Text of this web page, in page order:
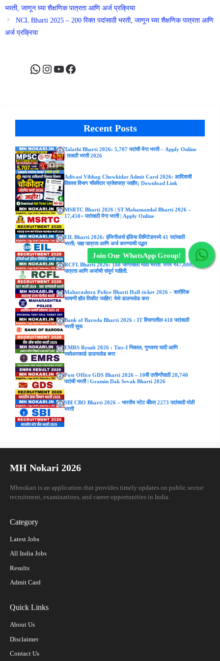
भरती, जाणून घ्या शैक्षणिक पात्रता आणि अर्ज प्रक्रिया
NCL Bharti 2025 – 200 रिक्त पदांसाठी भरती, जाणून घ्या शैक्षणिक पात्रता आणि
अर्ज प्रक्रिया
WhatsApp
Instagram
YouTube
Facebook
Recent Posts
Talathi Bharti 2026: 5,707 पदांची मेगा भरती – Apply Online
| तलाठी भरती 2026
Adivasi Vibhag Chowkidar Admit Card 2026: आदिवासी
विकास विभाग चौकीदार प्रवेशपत्र जाहीर; Download Link
MSRTC Bharti 2026 | ST Mahamandal Bharti 2026 –
17,450+ पदांसाठी मेगा भरती | Apply Online
EIL Bharti 2026: इंजिनीअर्स इंडिया लिमिटेडमध्ये 41 पदांसाठी
भरती; पाहा पात्रता आणि अर्ज करण्याची पद्धत
RCFL Bharti 2026: 188 जागांसाठी मोठी भरती! पगार ₹47,800;
पात्रता आणि अर्जाची संपूर्ण माहिती.
Maharashtra Police Bharti Hall ticket 2026 – शारीरिक
चाचणी हॉल तिकीट जाहिर! येथे डाउनलोड करा
Bank of Baroda Bharti 2026 : IT विभागातील 418 पदांसाठी
भरती सुरू
EMRS Result 2026 : Tier-I निकाल, गुणवत्ता यादी आणि
स्कोअरकार्ड डाउनलोड करा
Post Office GDS Bharti 2026 – 10वी उत्तीर्णांसाठी 28,740
पदांची भरती | Gramin Dak Sevak Bharti 2026
SBI CBO Bharti 2026 – भारतीय स्टेट बँकेत 2273 पदांसाठी मोठी
भरती
MH Nokari 2026
Mhnokari is an application that provides timely updates on public sector
recruitment, examinations, and career opportunities in India.
Category
Latest Jobs
All India Jobs
Results
Admit Card
Quick Links
About Us
Disclaimer
Contact Us
Join Our WhatsApp Group!